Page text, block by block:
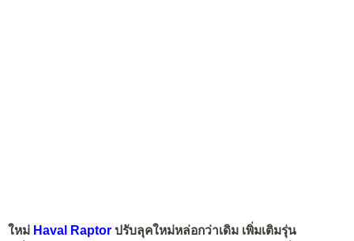
ใหม่ Haval Raptor ปรับลุคใหม่หล่อกว่าเดิม เพิ่มเติมรุ่น